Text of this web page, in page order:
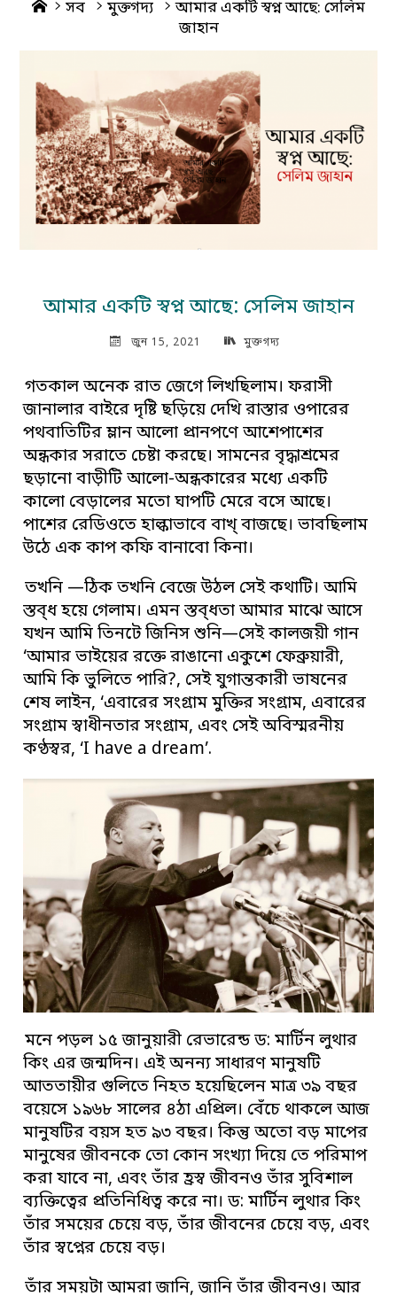
Home
সব মুক্তগদ্য
আমার একটি স্বপ্ন আছে: সেলিম
জাহান
আমার একটি স্বপ্ন আছে: সেলিম জাহান
জুন 15, 2021 মুক্তগদ্য
গতকাল অনেক রাত জেগে লিখছিলাম। ফরাসী
জানালার বাইরে দৃষ্টি ছড়িয়ে দেখি রাস্তার ওপারের
পথবাতিটির ম্লান আলো প্রানপণে আশেপাশের
অন্ধকার সরাতে চেষ্টা করছে। সামনের বৃদ্ধাশ্রমের
ছড়ানো বাড়ীটি আলো-অন্ধকারের মধ্যে একটি
কালো বেড়ালের মতো ঘাপটি মেরে বসে আছে।
পাশের রেডিওতে হাল্কাভাবে বাখ্ বাজছে। ভাবছিলাম
উঠে এক কাপ কফি বানাবো কিনা।
তখনি —ঠিক তখনি বেজে উঠল সেই কথাটি। আমি
স্তব্ধ হয়ে গেলাম। এমন স্তব্ধতা আমার মাঝে আসে
যখন আমি তিনটে জিনিস শুনি—সেই কালজয়ী গান
‘আমার ভাইয়ের রক্তে রাঙানো একুশে ফেব্রুয়ারী,
আমি কি ভুলিতে পারি?, সেই যুগান্তকারী ভাষনের
শেষ লাইন, ‘এবারের সংগ্রাম মুক্তির সংগ্রাম, এবারের
সংগ্রাম স্বাধীনতার সংগ্রাম, এবং সেই অবিস্মরনীয়
কণ্ঠস্বর, ‘I have a dream’.
মনে পড়ল ১৫ জানুয়ারী রেভারেন্ড ড: মার্টিন লুথার
কিং এর জন্মদিন। এই অনন্য সাধারণ মানুষটি
আততায়ীর গুলিতে নিহত হয়েছিলেন মাত্র ৩৯ বছর
বয়েসে ১৯৬৮ সালের ৪ঠা এপ্রিল। বেঁচে থাকলে আজ
মানুষটির বয়স হত ৯৩ বছর। কিন্তু অতো বড় মাপের
মানুষের জীবনকে তো কোন সংখ্যা দিয়ে তে পরিমাপ
করা যাবে না, এবং তাঁর হ্রস্ব জীবনও তাঁর সুবিশাল
ব্যক্তিত্বের প্রতিনিধিত্ব করে না। ড: মার্টিন লুথার কিং
তাঁর সময়ের চেয়ে বড়, তাঁর জীবনের চেয়ে বড়, এবং
তাঁর স্বপ্নের চেয়ে বড়।
তাঁর সময়টা আমরা জানি, জানি তাঁর জীবনও। আর